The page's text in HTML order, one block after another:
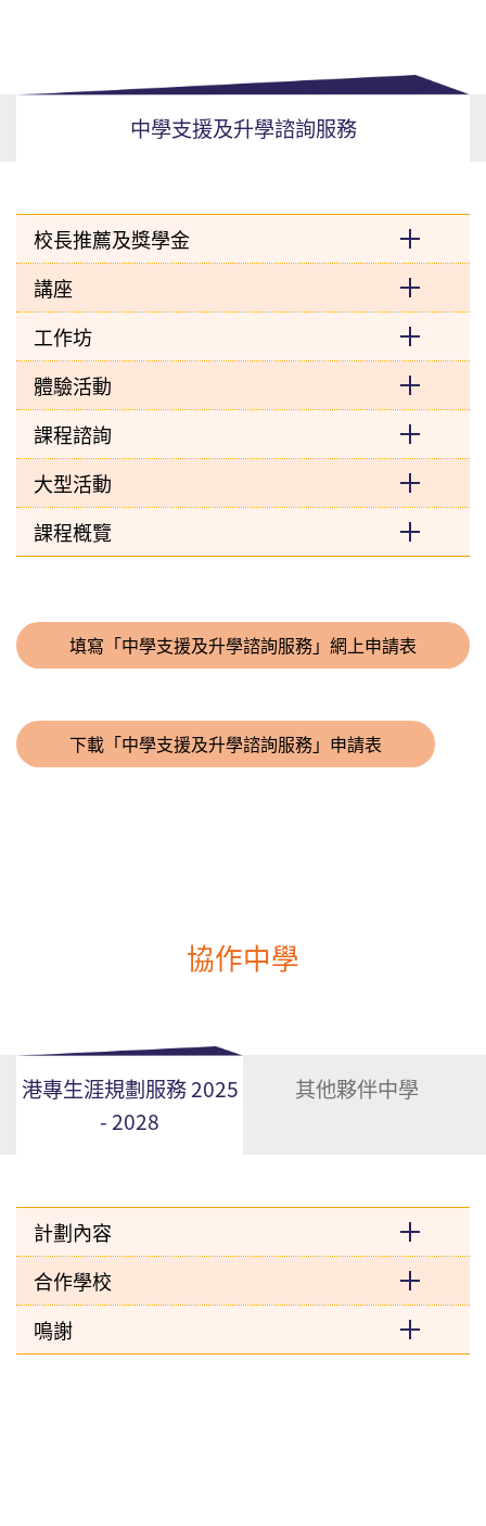
中學支援及升學諮詢服務
校長推薦及獎學金
講座
工作坊
體驗活動
課程諮詢
大型活動
課程槪覽
填寫「中學支援及升學諮詢服務」網上申請表
下載「中學支援及升學諮詢服務」申請表
協作中學
港專生涯規劃服務 2025
- 2028
其他夥伴中學
計劃內容
合作學校
鳴謝